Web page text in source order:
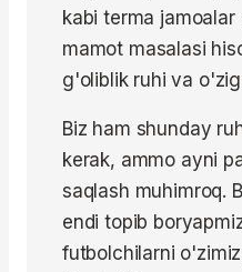
kabi terma
mamot masalasi
g'oliblik ruhi va
Biz ham shunday
kerak, ammo ayni
saqlash muhimroq.
endi topib
futbolchilarni